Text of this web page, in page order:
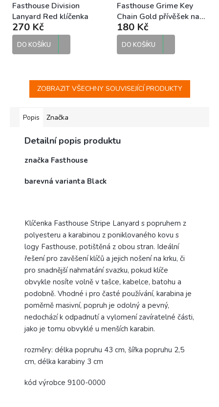
Fasthouse Division
Lanyard Red klíčenka
270 Kč
DO KOŠÍKU
Fasthouse Grime Key
Chain Gold přívěšek na
klíče
180 Kč
DO KOŠÍKU
ZOBRAZIT VŠECHNY SOUVISEJÍCÍ PRODUKTY
Popis Značka
Detailní popis produktu
značka Fasthouse
barevná varianta Black
Klíčenka Fasthouse Stripe Lanyard s popruhem z
polyesteru a karabinou z poniklovaného kovu s
logy Fasthouse, potištěná z obou stran. Ideální
řešení pro zavěšení klíčů a jejich nošení na krku, či
pro snadnější nahmatání svazku, pokud klíče
obvykle nosíte volně v tašce, kabelce, batohu a
podobně. Vhodné i pro časté používání, karabina je
poměrně masivní, popruh je odolný a pevný,
nedochází k odpadnutí a vylomení zavíratelné části,
jako je tomu obvyklé u menších karabin.
rozměry: délka popruhu 43 cm, šířka popruhu 2,5
cm, délka karabiny 3 cm
kód výrobce 9100-0000